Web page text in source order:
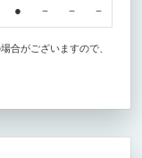
● － － －
合がございますので、